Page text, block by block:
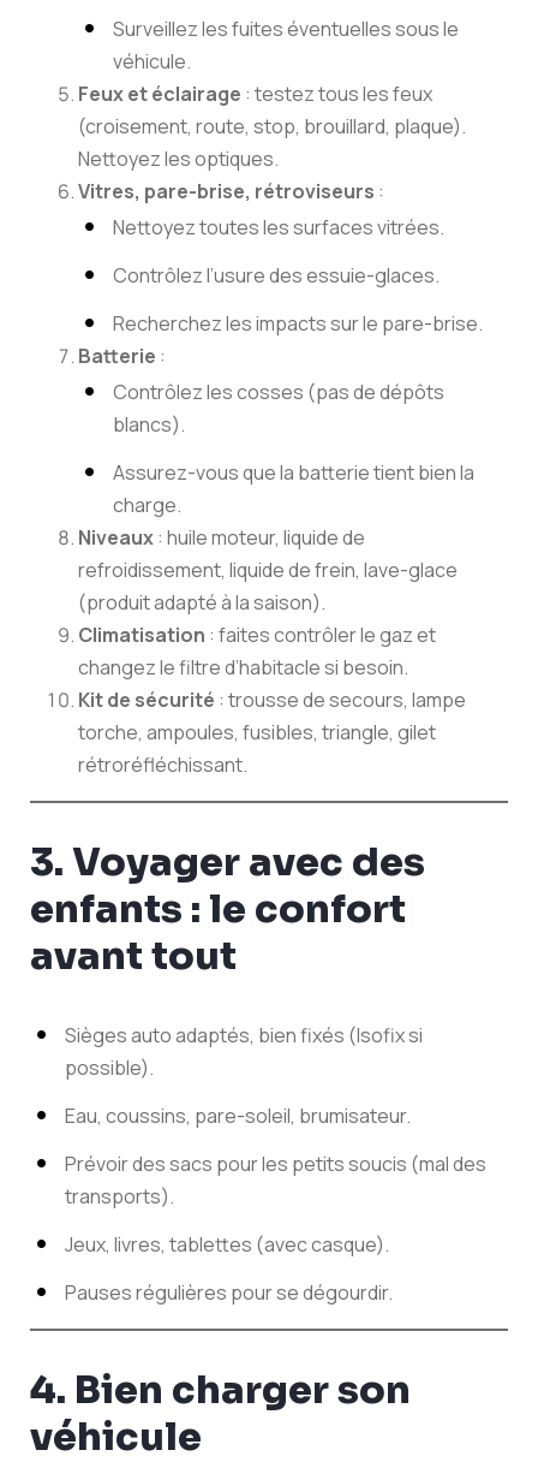
Surveillez les fuites éventuelles sous le
véhicule.
Feux et éclairage : testez tous les feux
(croisement, route, stop, brouillard, plaque).
Nettoyez les optiques.
Vitres, pare-brise, rétroviseurs :
Nettoyez toutes les surfaces vitrées.
Contrôlez l’usure des essuie-glaces.
Recherchez les impacts sur le pare-brise.
Batterie :
Contrôlez les cosses (pas de dépôts
blancs).
Assurez-vous que la batterie tient bien la
charge.
Niveaux: huile moteur, liquide de
refroidissement, liquide de frein, lave-glace
(produit adapté à la saison).
Climatisation : faites contrôler le gaz et
changez le filtre d’habitacle si besoin.
Kit de sécurité : trousse de secours, lampe
torche, ampoules, fusibles, triangle, gilet
rétroréfléchissant.
3. Voyager avec des
enfants : le confort
avant tout
Sièges auto adaptés, bien fixés (Isofix si
possible).
Eau, coussins, pare-soleil, brumisateur.
Prévoir des sacs pour les petits soucis (mal des
transports).
Jeux, livres, tablettes (avec casque).
Pauses régulières pour se dégourdir.
4. Bien charger son
véhicule